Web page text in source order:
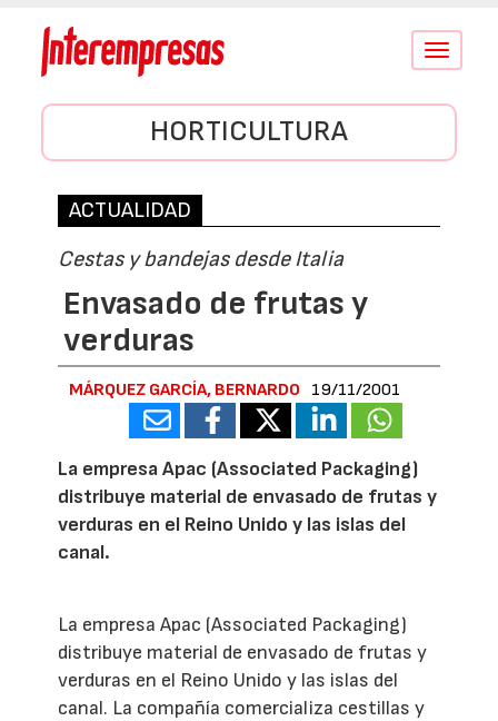
Conmutar
HORTICULTURA
ACTUALIDAD
Cestas y bandejas desde Italia
Envasado de frutas y
verduras
MÁRQUEZ GARCÍA, BERNARDO 19/11/2001
La empresa Apac (Associated Packaging)
distribuye material de envasado de frutas y
verduras en el Reino Unido y las islas del
canal.
La empresa Apac (Associated Packaging)
distribuye material de envasado de frutas y
verduras en el Reino Unido y las islas del
canal. La compañía comercializa cestillas y